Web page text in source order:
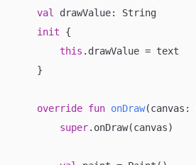
val
drawValue: String
init {
this .drawValue = text
    }
override fun onDraw(canvas:
super.onDraw(canvas)